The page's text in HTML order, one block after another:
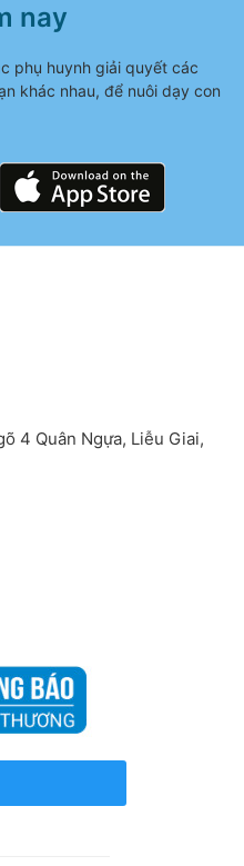
nay
phụ huynh giải quyết các
khác nhau, để nuôi dạy con
4 Quân Ngựa, Liễu Giai,